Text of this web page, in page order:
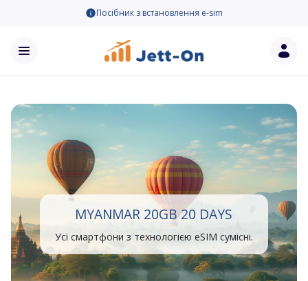
Посібник з встановлення e-sim
MYANMAR 20GB 20 DAYS
Усі смартфони з технологією eSIM сумісні.